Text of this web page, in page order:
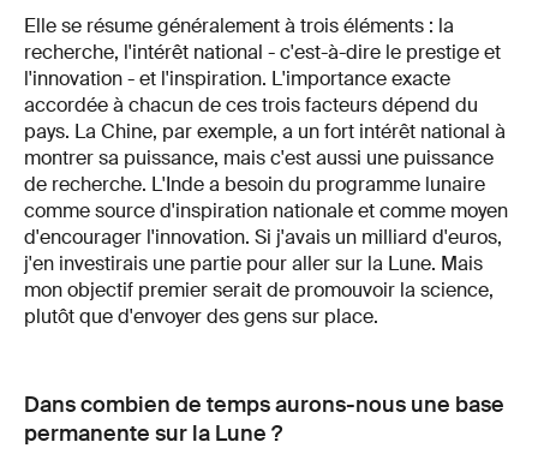
Elle se résume généralement à trois éléments : la
recherche, l'intérêt national - c'est-à-dire le prestige et
l'innovation - et l'inspiration. L'importance exacte
accordée à chacun de ces trois facteurs dépend du
pays. La Chine, par exemple, a un fort intérêt national à
montrer sa puissance, mais c'est aussi une puissance
de recherche. L'Inde a besoin du programme lunaire
comme source d'inspiration nationale et comme moyen
d'encourager l'innovation. Si j'avais un milliard d'euros,
j'en investirais une partie pour aller sur la Lune. Mais
mon objectif premier serait de promouvoir la science,
plutôt que d'envoyer des gens sur place.
Dans combien de temps aurons-nous une base
permanente sur la Lune ?